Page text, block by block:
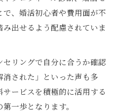
で、婚活初心者や費用面が不
出せるよう配慮されていま
リングで自分に合うか確認
された」といった声も多
ービスを積極的に活用する
一歩となります。